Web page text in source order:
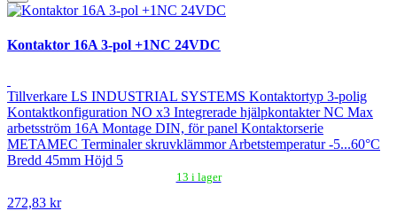
Kontaktor 16A 3-pol +1NC 24VDC
Tillverkare LS INDUSTRIAL SYSTEMS Kontaktortyp 3-polig
Kontaktkonfiguration NO x3 Integrerade hjälpkontakter NC Max
arbetsström 16A Montage DIN, för panel Kontaktorserie
METAMEC Terminaler skruvklämmor Arbetstemperatur -5...60°C
Bredd 45mm Höjd 5
13 i lager
272,83 kr